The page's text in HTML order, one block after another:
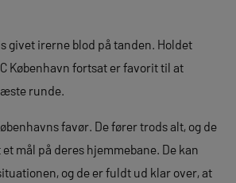
givet irerne blod på tanden. Holdet
København fortsat er favorit til at
runde.
favør. De fører trods alt, og de
mål på deres hjemmebane. De kan
og de er fuldt ud klar over, at